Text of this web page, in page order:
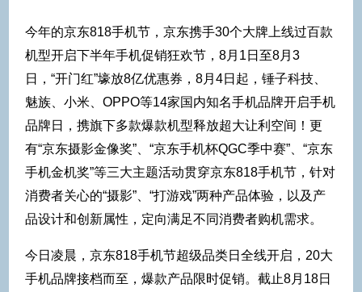
今年的京东818手机节，京东携手30个大牌上线过百款
机型开启下半年手机促销狂欢节，8月1日至8月3
日，“开门红”壕放8亿优惠券，8月4日起，锤子科技、
魅族、小米、OPPO等14家国内知名手机品牌开启手机
品牌日，携旗下多款爆款机型释放超大让利空间！更
有“京东摄影金像奖”、“京东手机杯QGC季中赛”、“京东
手机金机奖”等三大主题活动贯穿京东818手机节，针对
消费者关心的“摄影”、“打游戏”两种产品体验，以及产
品设计和创新属性，定向满足不同消费者购机需求。
今日凌晨，京东818手机节超级品类日全线开启，20大
手机品牌接档而至，爆款产品限时促销。截止8月18日